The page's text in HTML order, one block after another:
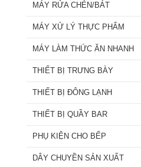
MÁY RỬA CHÉN/BÁT
MÁY XỬ LÝ THỰC PHẨM
MÁY LÀM THỨC ĂN NHANH
THIẾT BỊ TRƯNG BÀY
THIẾT BỊ ĐÔNG LẠNH
THIẾT BỊ QUẦY BAR
PHỤ KIỆN CHO BẾP
DÂY CHUYỀN SẢN XUẤT